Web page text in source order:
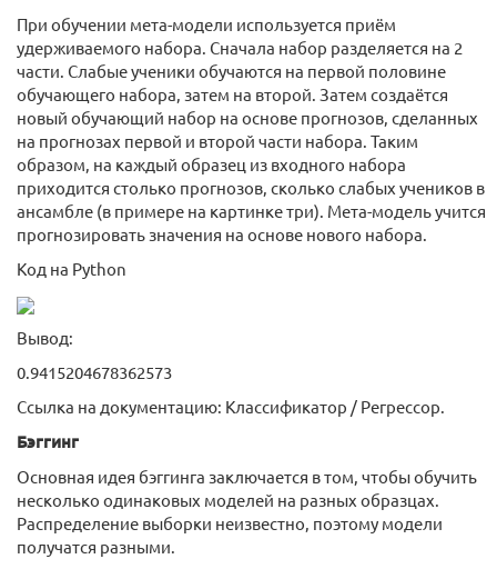
При обучении мета-модели используется приём
удерживаемого набора. Сначала набор разделяется на 2
части. Слабые ученики обучаются на первой половине
обучающего набора, затем на второй. Затем создаётся
новый обучающий набор на основе прогнозов, сделанных
на прогнозах первой и второй части набора. Таким
образом, на каждый образец из входного набора
приходится столько прогнозов, сколько слабых учеников в
ансамбле (в примере на картинке три). Мета-модель учится
прогнозировать значения на основе нового набора.
Код на Python
Вывод:
0.9415204678362573
Ссылка на документацию: Классификатор / Регрессор.
Бэггинг
Основная идея бэггинга заключается в том, чтобы обучить
несколько одинаковых моделей на разных образцах.
Распределение выборки неизвестно, поэтому модели
получатся разными.